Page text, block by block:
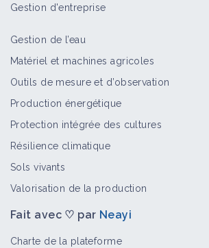
Gestion d'entreprise
Gestion de l’eau
Matériel et machines agricoles
Outils de mesure et d’observation
Production énergétique
Protection intégrée des cultures
Résilience climatique
Sols vivants
Valorisation de la production
Fait avec ♡ par Neayi
Charte de la plateforme